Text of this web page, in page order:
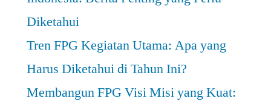
Diketahui
Tren FPG Kegiatan Utama: Apa yang
Harus Diketahui di Tahun Ini?
Membangun FPG Visi Misi yang Kuat: